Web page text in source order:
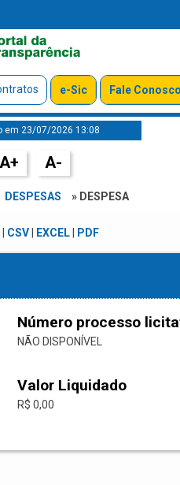
e-Sic Fale Conosco
em 23/07/2026 13:08
A+ A-
DESPESAS » DESPESA
CSV| EXCEL| PDF
Número processo
NÃO DISPONÍVEL
Valor Liquidado
R$ 0,00